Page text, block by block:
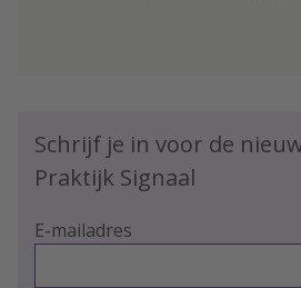
Schrijf je in voor de
Praktijk Signaal
E-mailadres